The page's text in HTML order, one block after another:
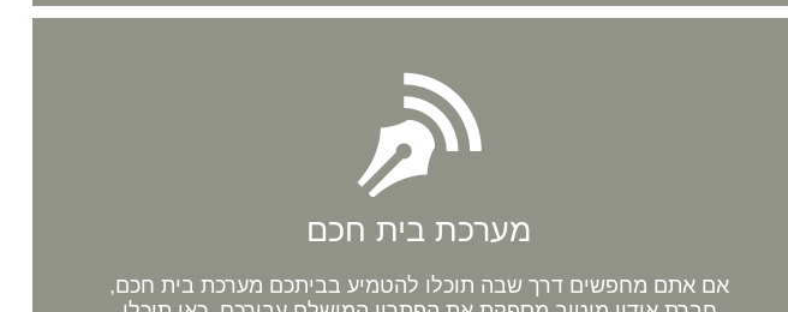
מערכת בית חכם
אם אתם מחפשים דרך שבה תוכלו להטמיע בביתכם מערכת בית חכם,